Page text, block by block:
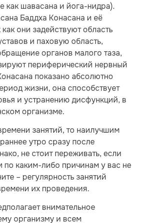
как шавасана и йога-нидра).
Баддха Конасана и её
они задействуют область
и паховую область,
органов малого таза,
периферический нервный
показано абсолютно
жизни, она способствует
и устранению дисфункций, в
организме.
занятий, то наилучшим
утро сразу после
не стоит переживать, если
по каким-либо причинам у вас не
– регулярность занятий
их проведения.
внимательное
организму и всем